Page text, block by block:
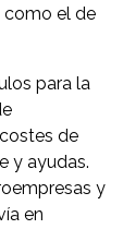
como el de
para la
de
y ayudas.
y
en